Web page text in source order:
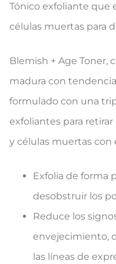
Tónico exfoliante que
células muertas para
Blemish + Age Toner,
madura con
formulado con una
exfoliantes para
y células muertas con
Exfolia de forma
desobstruir los
Reduce los
envejecimiento,
las líneas de